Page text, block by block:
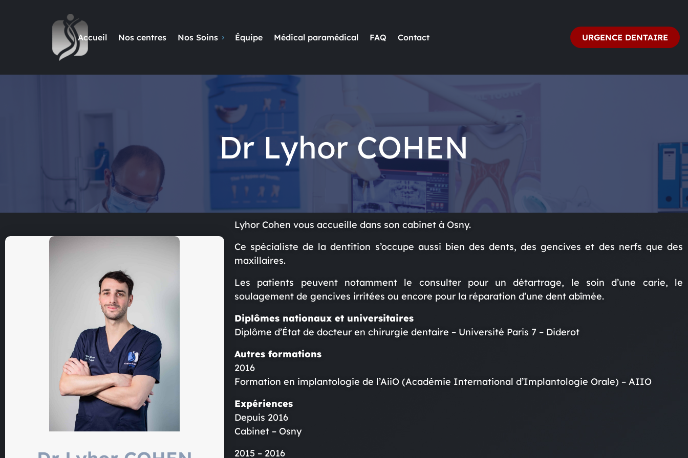
Accueil Nos centres Nos Soins Équipe Médical paramédical FAQ Contact URGENCE DENTAIRE
Dr Lyhor COHEN
Lyhor Cohen vous accueille dans son cabinet à Osny.
Ce spécialiste de la dentition s’occupe aussi bien des dents, des gencives et des nerfs que des
maxillaires.
Les patients peuvent notamment le consulter pour un détartrage, le soin d’une carie, le
soulagement de gencives irritées ou encore pour la réparation d’une dent abîmée.
Diplômes nationaux et universitaires
Diplôme d’État de docteur en chirurgie dentaire – Université Paris 7 – Diderot
Autres formations
2016
Formation en implantologie de l’AiiO (Académie International d’Implantologie Orale) – AIIO
Expériences
Depuis 2016
Cabinet – Osny
2015 – 2016